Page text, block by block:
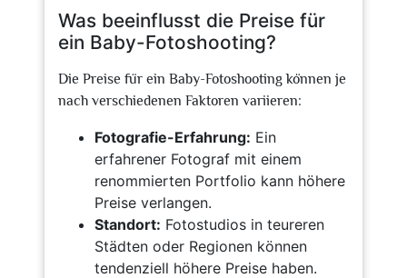
Was beeinflusst die Preise für
ein Baby-Fotoshooting?
Die Preise für ein Baby-Fotoshooting können je
nach verschiedenen Faktoren variieren:
Fotografie-Erfahrung: Ein
erfahrener Fotograf mit einem
renommierten Portfolio kann höhere
Preise verlangen.
Standort: Fotostudios in teureren
Städten oder Regionen können
tendenziell höhere Preise haben.